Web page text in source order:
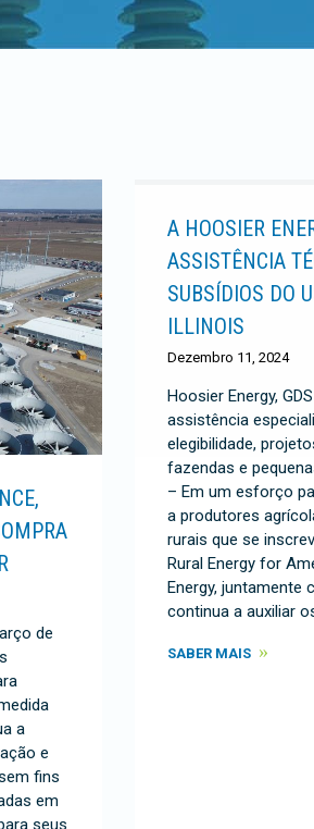
de
a
e
fins
em
seus
A HOOSIER
ASSISTÊNCIA
SUBSÍDIOS DO
ILLINOIS
Dezembro 11, 2024
Hoosier Energy,
assistência
elegibilidade,
fazendas e
– Em um esforço
a produtores
rurais que se
Rural Energy for
Energy, juntamente
continua a auxiliar
SABER MAIS